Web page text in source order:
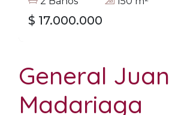
$ 17.000.000
General Juan
Madariaga